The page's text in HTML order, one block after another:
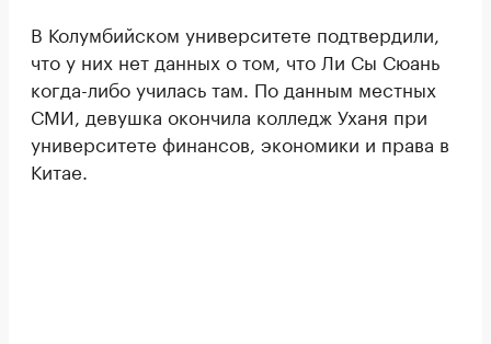
В Колумбийском университете подтвердили,
что у них нет данных о том, что Ли Сы Сюань
когда-либо училась там. По данным местных
СМИ, девушка окончила колледж Уханя при
университете финансов, экономики и права в
Китае.